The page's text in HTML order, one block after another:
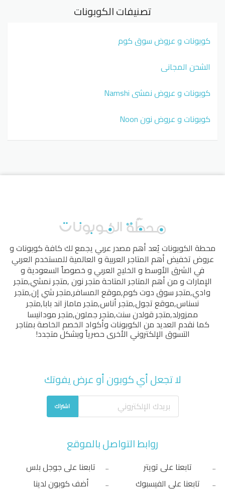
تصنيفات الكوبونات
كوبونات و عروض سوق كوم
الشحن المجاني
كوبونات و عروض نمشي Namshi
كوبونات و عروض نون Noon
محطة الكوبوناتيُعد أهم مصدر عربي يجمع لك كافة كوبونات و
عروض تخفيض أهم المتاجر العربية و العالمية للمستخدم العربي
في الشرق الأوسط و الخليج العربي و خصوصاً السعودية و
الإمارات و من أهم المتاجر المتاحةمتجر نون,متجر نمشي,متجر
وادي,متجر سوق دوت كوم,موقع المسافر,متجر شي إن,متجر
نسناس,موقع تجول,متجر أناس,متجر ماماز اند بابا,متجر
ممزورلد,متجر قولدن سنت,متجر جملون,متجر مودانيسا
كما نقدم العديد من الكوبونات وأكواد الخصم الخاصة بمتاجر
التسوق الإلكتروني الأخرى حصرياً وبشكل متجدد!
لا تجعل أي كوبون أو عرض يفوتك
اشتراك
روابط التواصل بالموقع
تابعنا على تويتر
تابعنا على الفيسبوك
تابعنا على جوجل بلس
أضف كوبون لدينا